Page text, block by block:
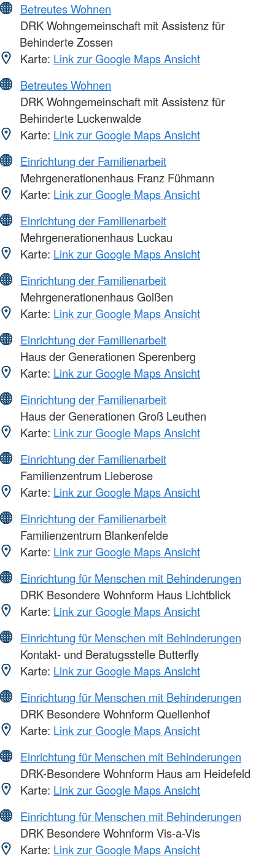
Betreutes Wohnen
DRK Wohngemeinschaft mit Assistenz für
Behinderte Zossen
Karte: Link zur Google Maps Ansicht
Betreutes Wohnen
DRK Wohngemeinschaft mit Assistenz für
Behinderte Luckenwalde
Karte: Link zur Google Maps Ansicht
Einrichtung der Familienarbeit
Mehrgenerationenhaus Franz Fühmann
Karte: Link zur Google Maps Ansicht
Einrichtung der Familienarbeit
Mehrgenerationenhaus Luckau
Karte: Link zur Google Maps Ansicht
Einrichtung der Familienarbeit
Mehrgenerationenhaus Golßen
Karte: Link zur Google Maps Ansicht
Einrichtung der Familienarbeit
Haus der Generationen Sperenberg
Karte: Link zur Google Maps Ansicht
Einrichtung der Familienarbeit
Haus der Generationen Groß Leuthen
Karte: Link zur Google Maps Ansicht
Einrichtung der Familienarbeit
Familienzentrum Lieberose
Karte: Link zur Google Maps Ansicht
Einrichtung der Familienarbeit
Familienzentrum Blankenfelde
Karte: Link zur Google Maps Ansicht
Einrichtung für Menschen mit Behinderungen
DRK Besondere Wohnform Haus Lichtblick
Karte: Link zur Google Maps Ansicht
Einrichtung für Menschen mit Behinderungen
Kontakt- und Beratugsstelle Butterfly
Karte: Link zur Google Maps Ansicht
Einrichtung für Menschen mit Behinderungen
DRK Besondere Wohnform Quellenhof
Karte: Link zur Google Maps Ansicht
Einrichtung für Menschen mit Behinderungen
DRK-Besondere Wohnform Haus am Heidefeld
Karte: Link zur Google Maps Ansicht
Einrichtung für Menschen mit Behinderungen
DRK Besondere Wohnform Vis-a-Vis
Karte: Link zur Google Maps Ansicht